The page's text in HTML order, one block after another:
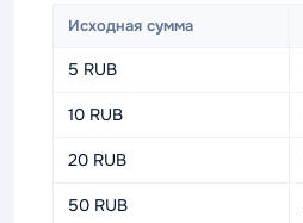
Исходная сумма
5 RUB
10 RUB
20 RUB
50 RUB